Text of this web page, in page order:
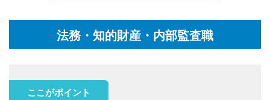
法務・知的財産・内部監査職
ここがポイント